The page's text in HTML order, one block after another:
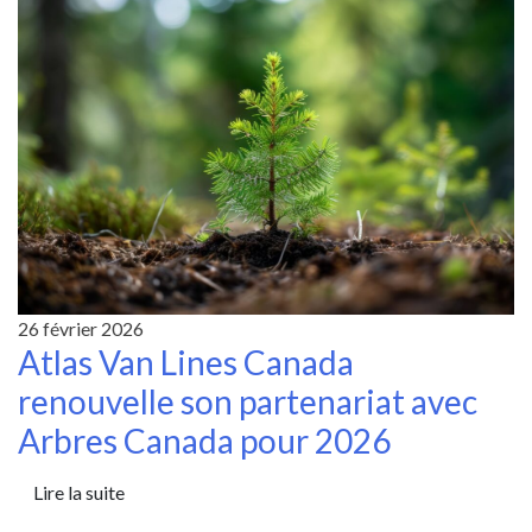
26 février 2026
Atlas Van Lines Canada
renouvelle son partenariat avec
Arbres Canada pour 2026
Lire la suite